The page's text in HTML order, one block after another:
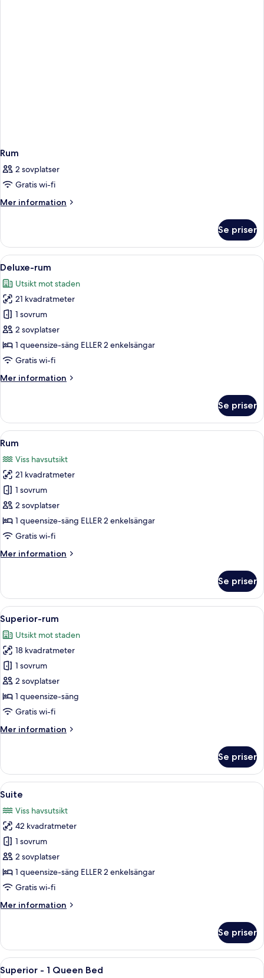
Rum
2 sovplatser
Gratis wi-fi
Mer information
Mer
Se priser
Öppna
alla
foton
för
Deluxe-
rum
Ett hotellrum med en stor säng, ett
7
Deluxe-rum
Utsikt mot staden
21 kvadratmeter
1 sovrum
2 sovplatser
1 queensize-säng ELLER 2 enkelsängar
Gratis wi-fi
Mer information
Mer
rum
Se priser
Öppna
alla
foton
för
Rum
Ett hotellrum med en stor säng, en
5
Rum
Viss havsutsikt
21 kvadratmeter
1 sovrum
2 sovplatser
1 queensize-säng ELLER 2 enkelsängar
Gratis wi-fi
Mer information
Mer
Se priser
Öppna
alla
foton
för
Superior-
rum
Ett hotellrum med en stor säng, ett
5
Superior-rum
Utsikt mot staden
18 kvadratmeter
1 sovrum
2 sovplatser
1 queensize-säng
Gratis wi-fi
Mer information
Mer
rum
Se priser
Öppna
alla
foton
för
Suite
Ett hotellrum med en säng, en
5
Suite
Viss havsutsikt
42 kvadratmeter
1 sovrum
2 sovplatser
1 queensize-säng ELLER 2 enkelsängar
Gratis wi-fi
Mer information
Mer
Se priser
Öppna
Minibar, värdeförvaringsskåp på
12
Superior - 1 Queen Bed